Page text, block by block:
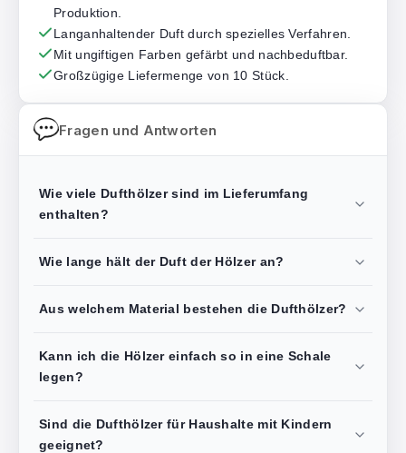
Produktion.
Langanhaltender Duft durch spezielles Verfahren.
Mit ungiftigen Farben gefärbt und nachbeduftbar.
Großzügige Liefermenge von 10 Stück.
Fragen und Antworten
Wie viele Dufthölzer sind im Lieferumfang
enthalten?
Wie lange hält der Duft der Hölzer an?
Aus welchem Material bestehen die Dufthölzer?
Kann ich die Hölzer einfach so in eine Schale
legen?
Sind die Dufthölzer für Haushalte mit Kindern
geeignet?